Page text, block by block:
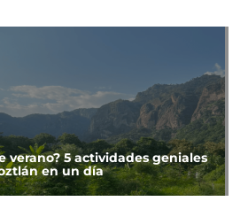
verano? 5 actividades geniales
en un día